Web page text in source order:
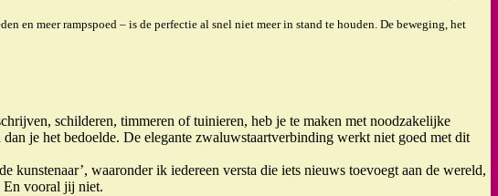
en meer rampspoed – is de perfectie al snel niet meer in stand te houden. De beweging, het
schilderen, timmeren of tuinieren, heb je te maken met noodzakelijke
je het bedoelde. De elegante zwaluwstaartverbinding werkt niet goed met dit
waaronder ik iedereen versta die iets nieuws toevoegt aan de wereld,
En vooral jij niet.